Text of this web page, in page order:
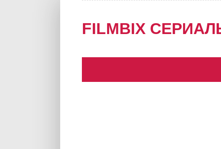
FILMBIX